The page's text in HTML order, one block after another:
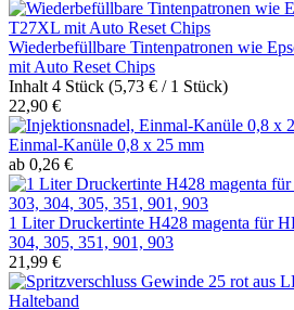
Wiederbefüllbare Tintenpatronen wie
mit Auto Reset Chips
Inhalt 4 Stück (5,73 € / 1 Stück)
22,90 €
Einmal-Kanüle 0,8 x 25 mm
ab 0,26 €
1 Liter Druckertinte H428 magenta für
304, 305, 351, 901, 903
21,99 €